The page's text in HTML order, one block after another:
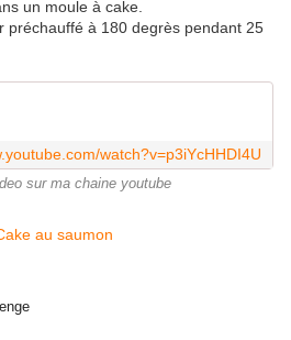
un moule à cake.
préchauffé à 180 degrès pendant 25
watch?v=p3iYcHHDI4U
sur ma chaine youtube